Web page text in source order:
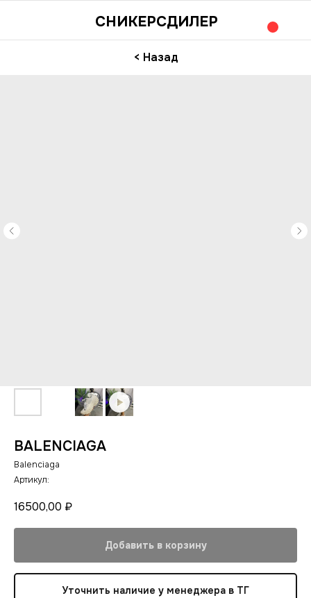
СНИКЕРСДИЛЕР
< Назад
BALENCIAGA
Balenciaga
Артикул:
16500,00 ₽
Добавить в корзину
Уточнить наличие у менеджера в ТГ